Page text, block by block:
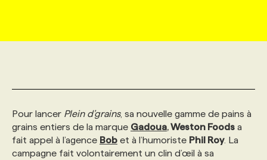
PRIX ET DISTINCTIONS
GEO/SEO
ANNONCEZ AVEC NOUS
FAQ
ANNONCEZ AVEC NOUS
NOS PARCOURS DE FORMATIONS
FORMATIONS PERSONNALISÉES
SERVICE DE CHASSE DE TÊTE
NOS TARIFS
Pour lancer Plein d’grains, sa nouvelle gamme de pains à
grains entiers de la marque Gadoua,Weston Foods a
fait appel à l’agence Bob et à l’humoriste Phil Roy. La
campagne fait volontairement un clin d’œil à sa